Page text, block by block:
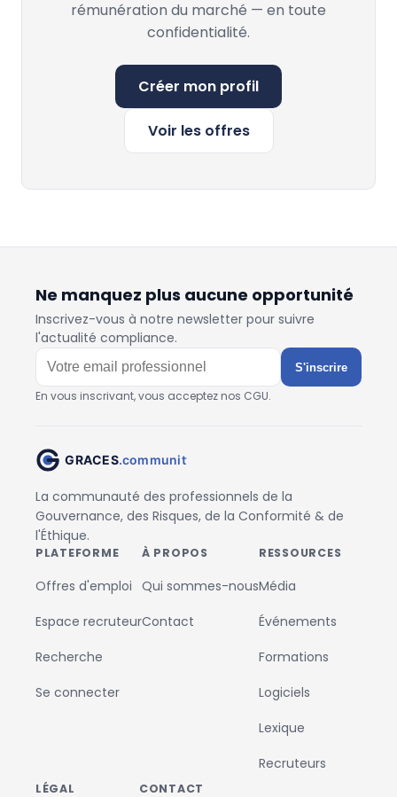
rémunération du marché — en toute
confidentialité.
Créer mon profil
Voir les offres
Ne manquez plus aucune opportunité
Inscrivez-vous à notre newsletter pour suivre
l'actualité compliance.
S'inscrire
En vous inscrivant, vous acceptez nos CGU.
La communauté des professionnels de la
Gouvernance, des Risques, de la Conformité & de
l'Éthique.
PLATEFORME
Offres d'emploi
Espace recruteur
Recherche
Se connecter
À PROPOS
Qui sommes-nous
Contact
RESSOURCES
Média
Événements
Formations
Logiciels
Lexique
Recruteurs
LÉGAL CONTACT